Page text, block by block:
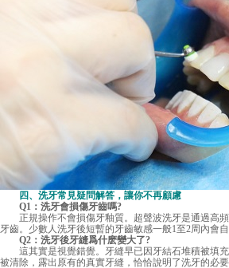
四、洗牙常見疑問解答，讓你不再顧慮
Q1：洗牙會損傷牙齒嗎?
正規操作不會損傷牙釉質。超聲波洗牙是通過高頻
牙齒。少數人洗牙後短暫的牙齒敏感一般1至2周內會自
Q2：洗牙後牙縫爲什麽變大了?
這其實是視覺錯覺。牙縫早已因牙結石堆積被填充
被清除，露出原有的真實牙縫，恰恰說明了洗牙的必要